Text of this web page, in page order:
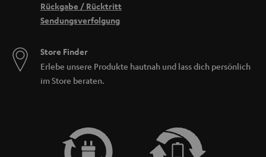
Rückgabe / Rücktritt
Sendungsverfolgung
Store Finder
Erlebe unsere Produkte hautnah und lass dich persönlich
im Store beraten.